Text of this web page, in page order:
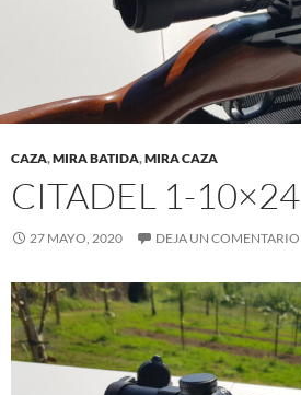
CAZA,MIRA BATIDA,MIRA CAZA
CITADEL 1-10×24
27 MAYO, 2020 DEJA UN COMENTARIO